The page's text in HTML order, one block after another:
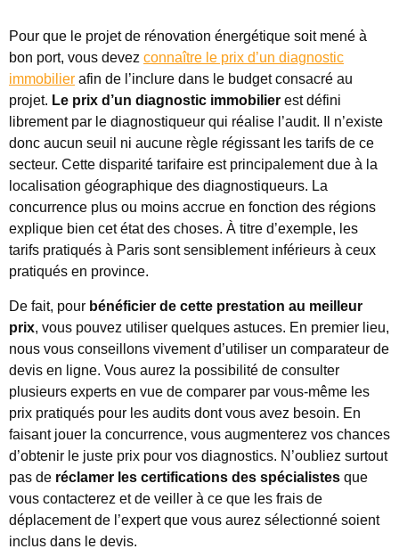
Pour que le projet de rénovation énergétique soit mené à
bon port, vous devez connaître le prix d’un diagnostic
immobilier afin de l’inclure dans le budget consacré au
projet. Le prix d’un diagnostic immobilier est défini
librement par le diagnostiqueur qui réalise l’audit. Il n’existe
donc aucun seuil ni aucune règle régissant les tarifs de ce
secteur. Cette disparité tarifaire est principalement due à la
localisation géographique des diagnostiqueurs. La
concurrence plus ou moins accrue en fonction des régions
explique bien cet état des choses. À titre d’exemple, les
tarifs pratiqués à Paris sont sensiblement inférieurs à ceux
pratiqués en province.
De fait, pour bénéficier de cette prestation au meilleur
prix, vous pouvez utiliser quelques astuces. En premier lieu,
nous vous conseillons vivement d’utiliser un comparateur de
devis en ligne. Vous aurez la possibilité de consulter
plusieurs experts en vue de comparer par vous-même les
prix pratiqués pour les audits dont vous avez besoin. En
faisant jouer la concurrence, vous augmenterez vos chances
d’obtenir le juste prix pour vos diagnostics. N’oubliez surtout
pas de réclamer les certifications des spécialistes que
vous contacterez et de veiller à ce que les frais de
déplacement de l’expert que vous aurez sélectionné soient
inclus dans le devis.